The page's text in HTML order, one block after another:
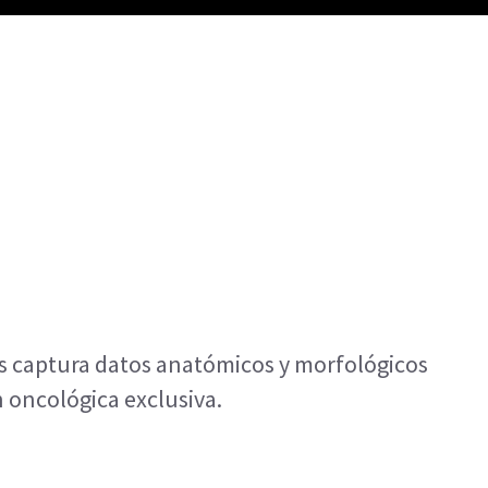
captura datos anatómicos y morfológicos
exclusiva.